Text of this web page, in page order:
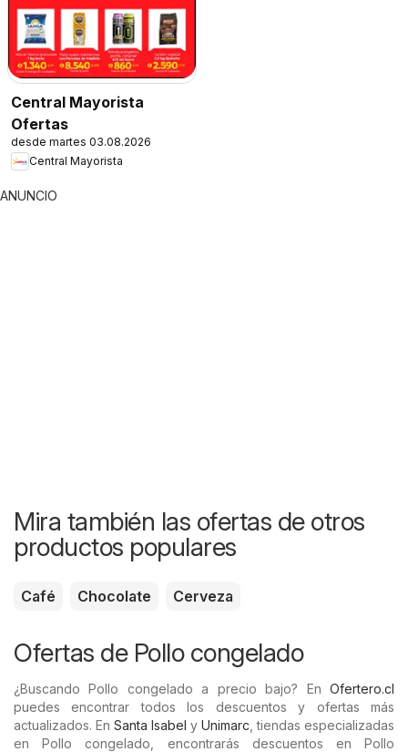
Central Mayorista
Ofertas
desde martes 03.08.2026
Central Mayorista
ANUNCIO
Mira también las ofertas de otros
productos populares
Café Chocolate Cerveza
Ofertas de Pollo congelado
¿Buscando Pollo congelado a precio bajo? En Ofertero.cl
puedes encontrar todos los descuentos y ofertas más
actualizados. En Santa Isabel y Unimarc , tiendas especializadas
en Pollo congelado, encontrarás descuentos en Pollo